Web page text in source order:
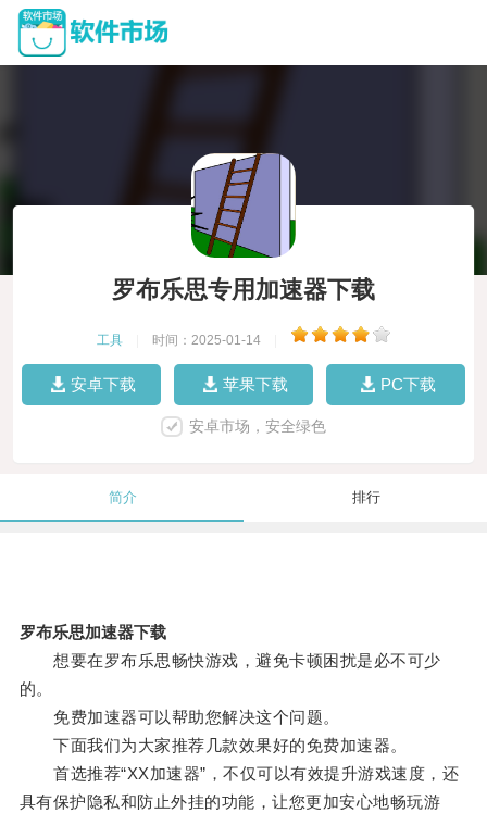
罗布乐思专用加速器下载
工具 时间：2025-01-14
安卓下载 苹果下载 PC下载
安卓市场，安全绿色
简介 排行
罗布乐思加速器下载
想要在罗布乐思畅快游戏，避免卡顿困扰是必不可少
的。
免费加速器可以帮助您解决这个问题。
下面我们为大家推荐几款效果好的免费加速器。
首选推荐“XX加速器”，不仅可以有效提升游戏速度，还
具有保护隐私和防止外挂的功能，让您更加安心地畅玩游